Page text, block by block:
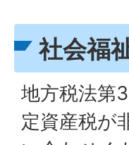
社会福
地方税法第
定資産税が